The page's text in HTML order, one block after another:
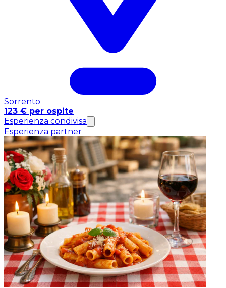
Sorrento
123 € per ospite
Esperienza condivisa
Esperienza partner